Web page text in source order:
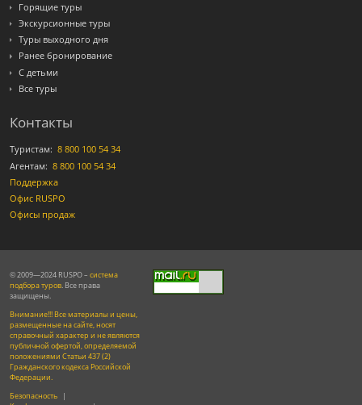
Горящие туры
Экскурсионные туры
Туры выходного дня
Ранее бронирование
С детьми
Все туры
Контакты
Туристам: 8 800 100 54 34
Агентам: 8 800 100 54 34
Поддержка
Офис RUSPO
Офисы продаж
© 2009—2024 RUSPO – система
подбора туров. Все права
защищены.
Внимание!!! Все материалы и цены,
размещенные на сайте, носят
справочный характер и не являются
публичной офертой, определяемой
положениями Статьи 437 (2)
Гражданского кодекса Российской
Федерации.
Безопасность |